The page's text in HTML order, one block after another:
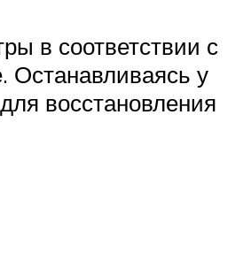
в соответствии с
Останавливаясь у
восстановления